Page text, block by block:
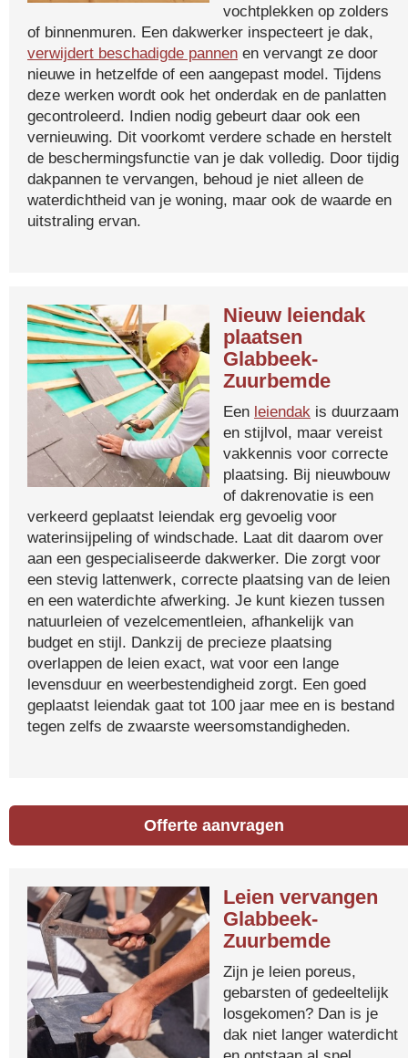
vochtplekken op zolders
of binnenmuren. Een dakwerker inspecteert je dak,
verwijdert beschadigde pannen en vervangt ze door
nieuwe in hetzelfde of een aangepast model. Tijdens
deze werken wordt ook het onderdak en de panlatten
gecontroleerd. Indien nodig gebeurt daar ook een
vernieuwing. Dit voorkomt verdere schade en herstelt
de beschermingsfunctie van je dak volledig. Door tijdig
dakpannen te vervangen, behoud je niet alleen de
waterdichtheid van je woning, maar ook de waarde en
uitstraling ervan.
Nieuw leiendak
plaatsen
Glabbeek-
Zuurbemde
Een leiendak is duurzaam
en stijlvol, maar vereist
vakkennis voor correcte
plaatsing. Bij nieuwbouw
of dakrenovatie is een
verkeerd geplaatst leiendak erg gevoelig voor
waterinsijpeling of windschade. Laat dit daarom over
aan een gespecialiseerde dakwerker. Die zorgt voor
een stevig lattenwerk, correcte plaatsing van de leien
en een waterdichte afwerking. Je kunt kiezen tussen
natuurleien of vezelcementleien, afhankelijk van
budget en stijl. Dankzij de precieze plaatsing
overlappen de leien exact, wat voor een lange
levensduur en weerbestendigheid zorgt. Een goed
geplaatst leiendak gaat tot 100 jaar mee en is bestand
tegen zelfs de zwaarste weersomstandigheden.
Offerte aanvragen
Leien vervangen
Glabbeek-
Zuurbemde
Zijn je leien poreus,
gebarsten of gedeeltelijk
losgekomen? Dan is je
dak niet langer waterdicht